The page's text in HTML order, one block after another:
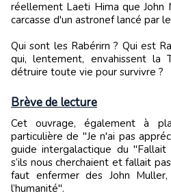
réellement Laeti Hima que John
carcasse d'un astronef lancé par
Qui sont les Rabérirn ? Qui est
qui, lentement, envahissent
détruire toute vie pour survivre ?
Brève de lecture
Cet ouvrage, également à placer dans ma liste bien
particulière de "Je n'ai pas
guide intergalactique du
s’ils nous cherchaient et fallait
faut enfermer des John
l’humanité".